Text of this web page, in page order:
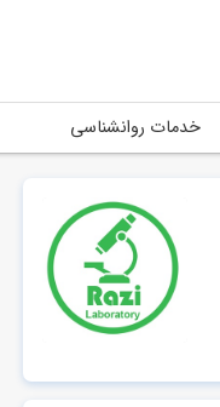
خدمات روانشناسی